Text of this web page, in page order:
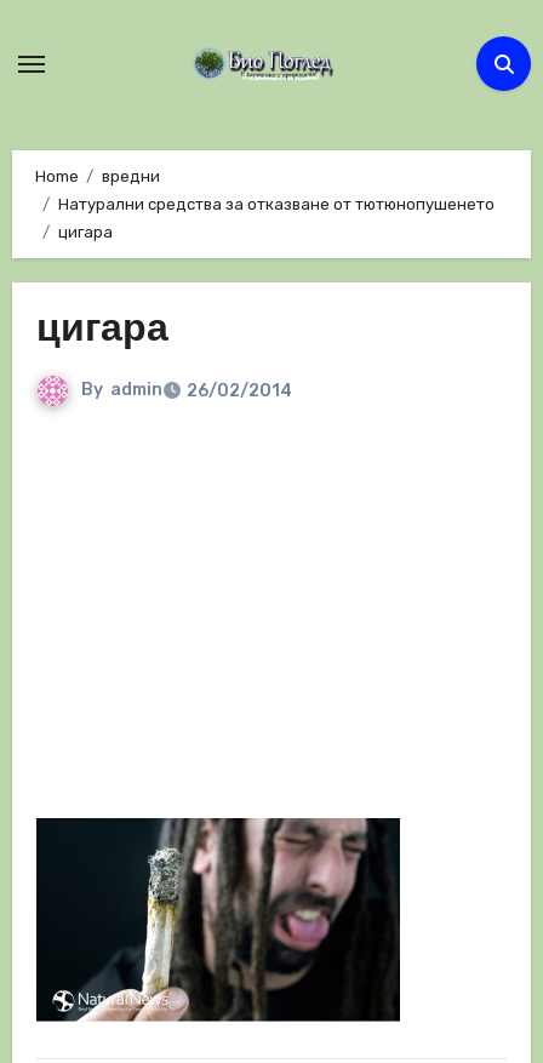
Home
вредни
Натурални средства за отказване от тютюнопушенето
цигара
цигара
By admin 26/02/2014